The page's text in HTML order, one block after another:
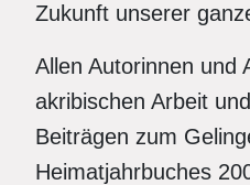
Zukunft unserer
Allen Autorinnen und
akribischen Arbeit
Beiträgen zum
Heimatjahrbuches